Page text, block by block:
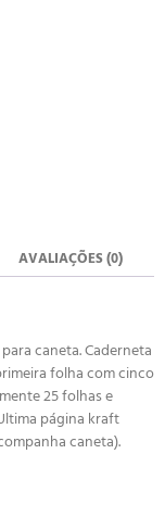
AVALIAÇÕES (0)
caneta. Caderneta
folha com cinco
25 folhas e
página kraft
caneta).